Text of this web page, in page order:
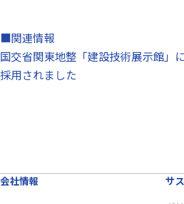
■関連情報
国交省関東地整「建設技術展示館」
採用されました
会社情報
サ